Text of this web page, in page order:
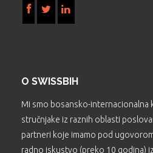
O SWISSBIH
Mi smo bosansko-internacionalna
stručnjake iz raznih oblasti
partneri koje imamo pod
radno iskustvo (preko 10 godina)